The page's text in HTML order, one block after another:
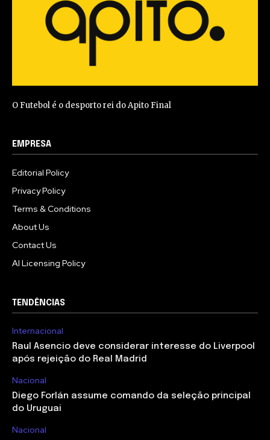
O Futebol é o desporto rei do Apito Final
EMPRESA
Editorial Policy
Privacy Policy
Terms & Conditions
About Us
Contact Us
AI Licensing Policy
TENDÊNCIAS
Internacional
Raul Asencio deve considerar interesse do Liverpool
após rejeição do Real Madrid
Nacional
Diego Forlán assume comando da seleção principal
do Uruguai
Nacional